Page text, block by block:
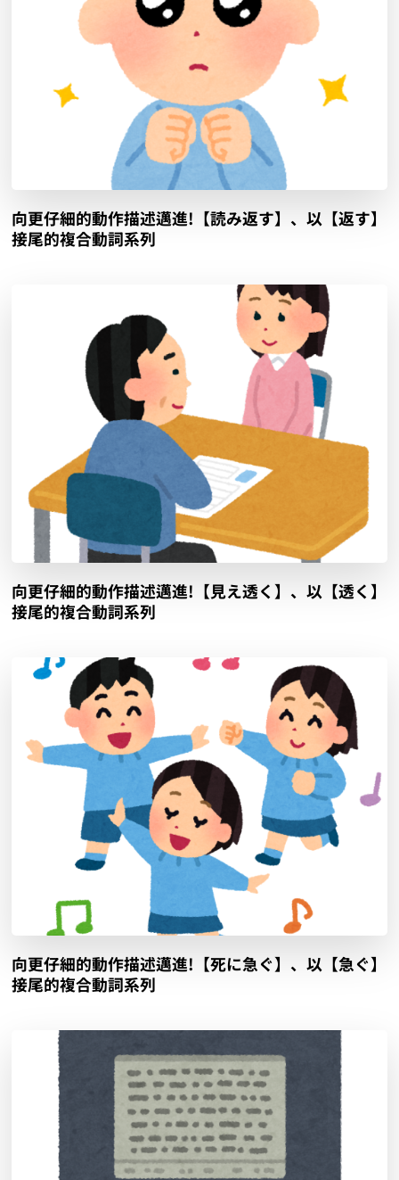
向更仔細的動作描述邁進!【読み返す】、以【返す】
接尾的複合動詞系列
向更仔細的動作描述邁進!【見え透く】、以【透く】
接尾的複合動詞系列
向更仔細的動作描述邁進!【死に急ぐ】、以【急ぐ】
接尾的複合動詞系列